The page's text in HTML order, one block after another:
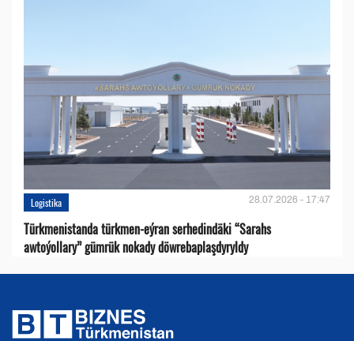
Logistika 28.07.2026 - 17:47
Türkmenistanda türkmen-eýran serhedindäki “Sarahs
awtoýollary” gümrük nokady döwrebaplaşdyryldy